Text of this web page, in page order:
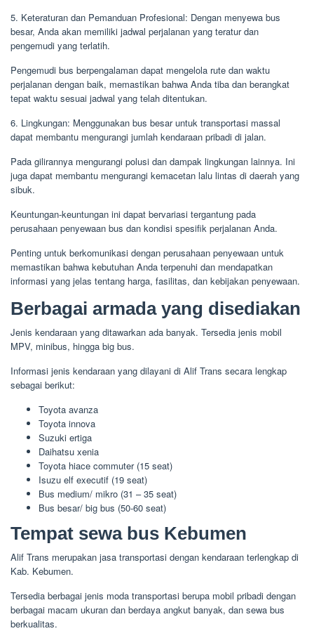
5. Keteraturan dan Pemanduan Profesional: Dengan menyewa bus
besar, Anda akan memiliki jadwal perjalanan yang teratur dan
pengemudi yang terlatih.
Pengemudi bus berpengalaman dapat mengelola rute dan waktu
perjalanan dengan baik, memastikan bahwa Anda tiba dan berangkat
tepat waktu sesuai jadwal yang telah ditentukan.
6. Lingkungan: Menggunakan bus besar untuk transportasi massal
dapat membantu mengurangi jumlah kendaraan pribadi di jalan.
Pada gilirannya mengurangi polusi dan dampak lingkungan lainnya. Ini
juga dapat membantu mengurangi kemacetan lalu lintas di daerah yang
sibuk.
Keuntungan-keuntungan ini dapat bervariasi tergantung pada
perusahaan penyewaan bus dan kondisi spesifik perjalanan Anda.
Penting untuk berkomunikasi dengan perusahaan penyewaan untuk
memastikan bahwa kebutuhan Anda terpenuhi dan mendapatkan
informasi yang jelas tentang harga, fasilitas, dan kebijakan penyewaan.
Berbagai armada yang disediakan
Jenis kendaraan yang ditawarkan ada banyak. Tersedia jenis mobil
MPV, minibus, hingga big bus.
Informasi jenis kendaraan yang dilayani di Alif Trans secara lengkap
sebagai berikut:
Toyota avanza
Toyota innova
Suzuki ertiga
Daihatsu xenia
Toyota hiace commuter (15 seat)
Isuzu elf executif (19 seat)
Bus medium/ mikro (31 – 35 seat)
Bus besar/ big bus (50-60 seat)
Tempat sewa bus Kebumen
Alif Trans merupakan jasa transportasi dengan kendaraan terlengkap di
Kab. Kebumen.
Tersedia berbagai jenis moda transportasi berupa mobil pribadi dengan
berbagai macam ukuran dan berdaya angkut banyak, dan sewa bus
berkualitas.